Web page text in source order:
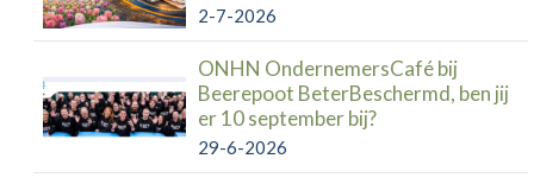
2-7-2026
ONHN OndernemersCafé bij
Beerepoot BeterBeschermd, ben jij
er 10 september bij?
29-6-2026